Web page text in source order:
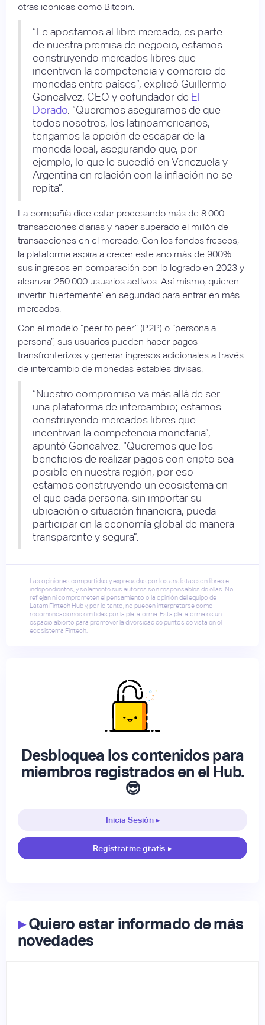
otras iconicas como Bitcoin.
“Le apostamos al libre mercado, es parte
de nuestra premisa de negocio, estamos
construyendo mercados libres que
incentiven la competencia y comercio de
monedas entre países”, explicó Guillermo
Goncalvez, CEO y cofundador de El
Dorado . “Queremos asegurarnos de que
todos nosotros, los latinoamericanos,
tengamos la opción de escapar de la
moneda local, asegurando que, por
ejemplo, lo que le sucedió en Venezuela y
Argentina en relación con la inflación no se
repita”.
La compañía dice estar procesando más de 8.000
transacciones diarias y haber superado el millón de
transacciones en el mercado. Con los fondos frescos,
la plataforma aspira a crecer este año más de 900%
sus ingresos en comparación con lo logrado en 2023 y
alcanzar 250.000 usuarios activos. Así mismo, quieren
invertir ‘fuertemente’ en seguridad para entrar en más
mercados.
Con el modelo “peer to peer” (P2P) o “persona a
persona”, sus usuarios pueden hacer pagos
transfronterizos y generar ingresos adicionales a través
de intercambio de monedas estables divisas.
“Nuestro compromiso va más allá de ser
una plataforma de intercambio; estamos
construyendo mercados libres que
incentivan la competencia monetaria”,
apuntó Goncalvez. “Queremos que los
beneficios de realizar pagos con cripto sea
posible en nuestra región, por eso
estamos construyendo un ecosistema en
el que cada persona, sin importar su
ubicación o situación financiera, pueda
participar en la economía global de manera
transparente y segura”.
Las opiniones compartidas y expresadas por los analistas son libres e
independientes, y solamente sus autores son responsables de ellas. No
reflejan ni comprometen el pensamiento o la opinión del equipo de
Latam Fintech Hub y, por lo tanto, no pueden interpretarse como
recomendaciones emitidas por la plataforma. Esta plataforma es un
espacio abierto para promover la diversidad de puntos de vista en el
ecosistema Fintech.
Desbloquea los contenidos para
miembros registrados en el Hub.
😎
Inicia Sesión ▸
Registrarme gratis ▸
▸Quiero estar informado de más
novedades